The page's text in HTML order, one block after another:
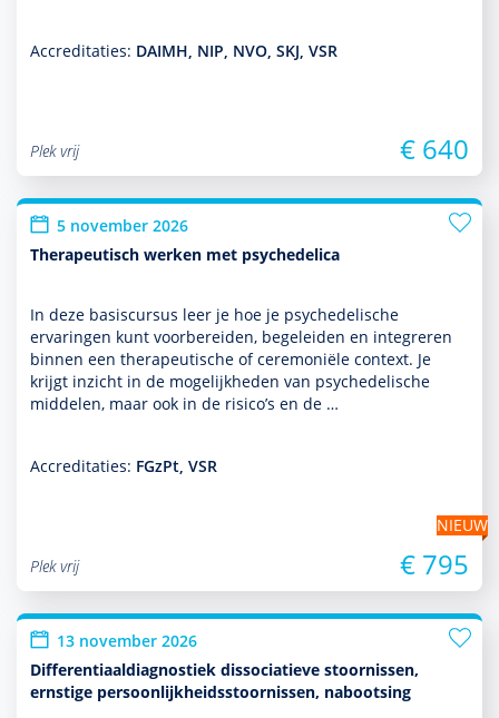
Accreditaties: DAIMH, NIP, NVO, SKJ, VSR
Plek vrij € 640
5 november 2026
Therapeutisch werken met psychedelica
In deze basis­cursus leer je hoe je psychedelische
ervaringen kunt voorbereiden, bege­leiden en integreren
binnen een thera­peu­tische of ceremoniële context. Je
krijgt inzicht in de moge­lijk­heden van psychedelische
middelen, maar ook in de risico’s en de …
Accreditaties: FGzPt, VSR
NIEUW
Plek vrij
€ 795
13 november 2026
Differentiaaldiagnostiek dissociatieve stoornissen,
ernstige persoonlijkheidsstoornissen, nabootsing